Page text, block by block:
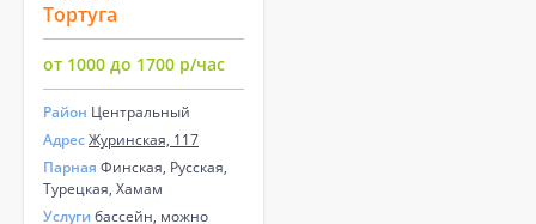
Тортуга
от 1000 до 1700 р/час
Район Центральный
АдресЖуринская, 117
Парная Финская, Русская,
Турецкая, Хамам
Услуги бассейн, можно